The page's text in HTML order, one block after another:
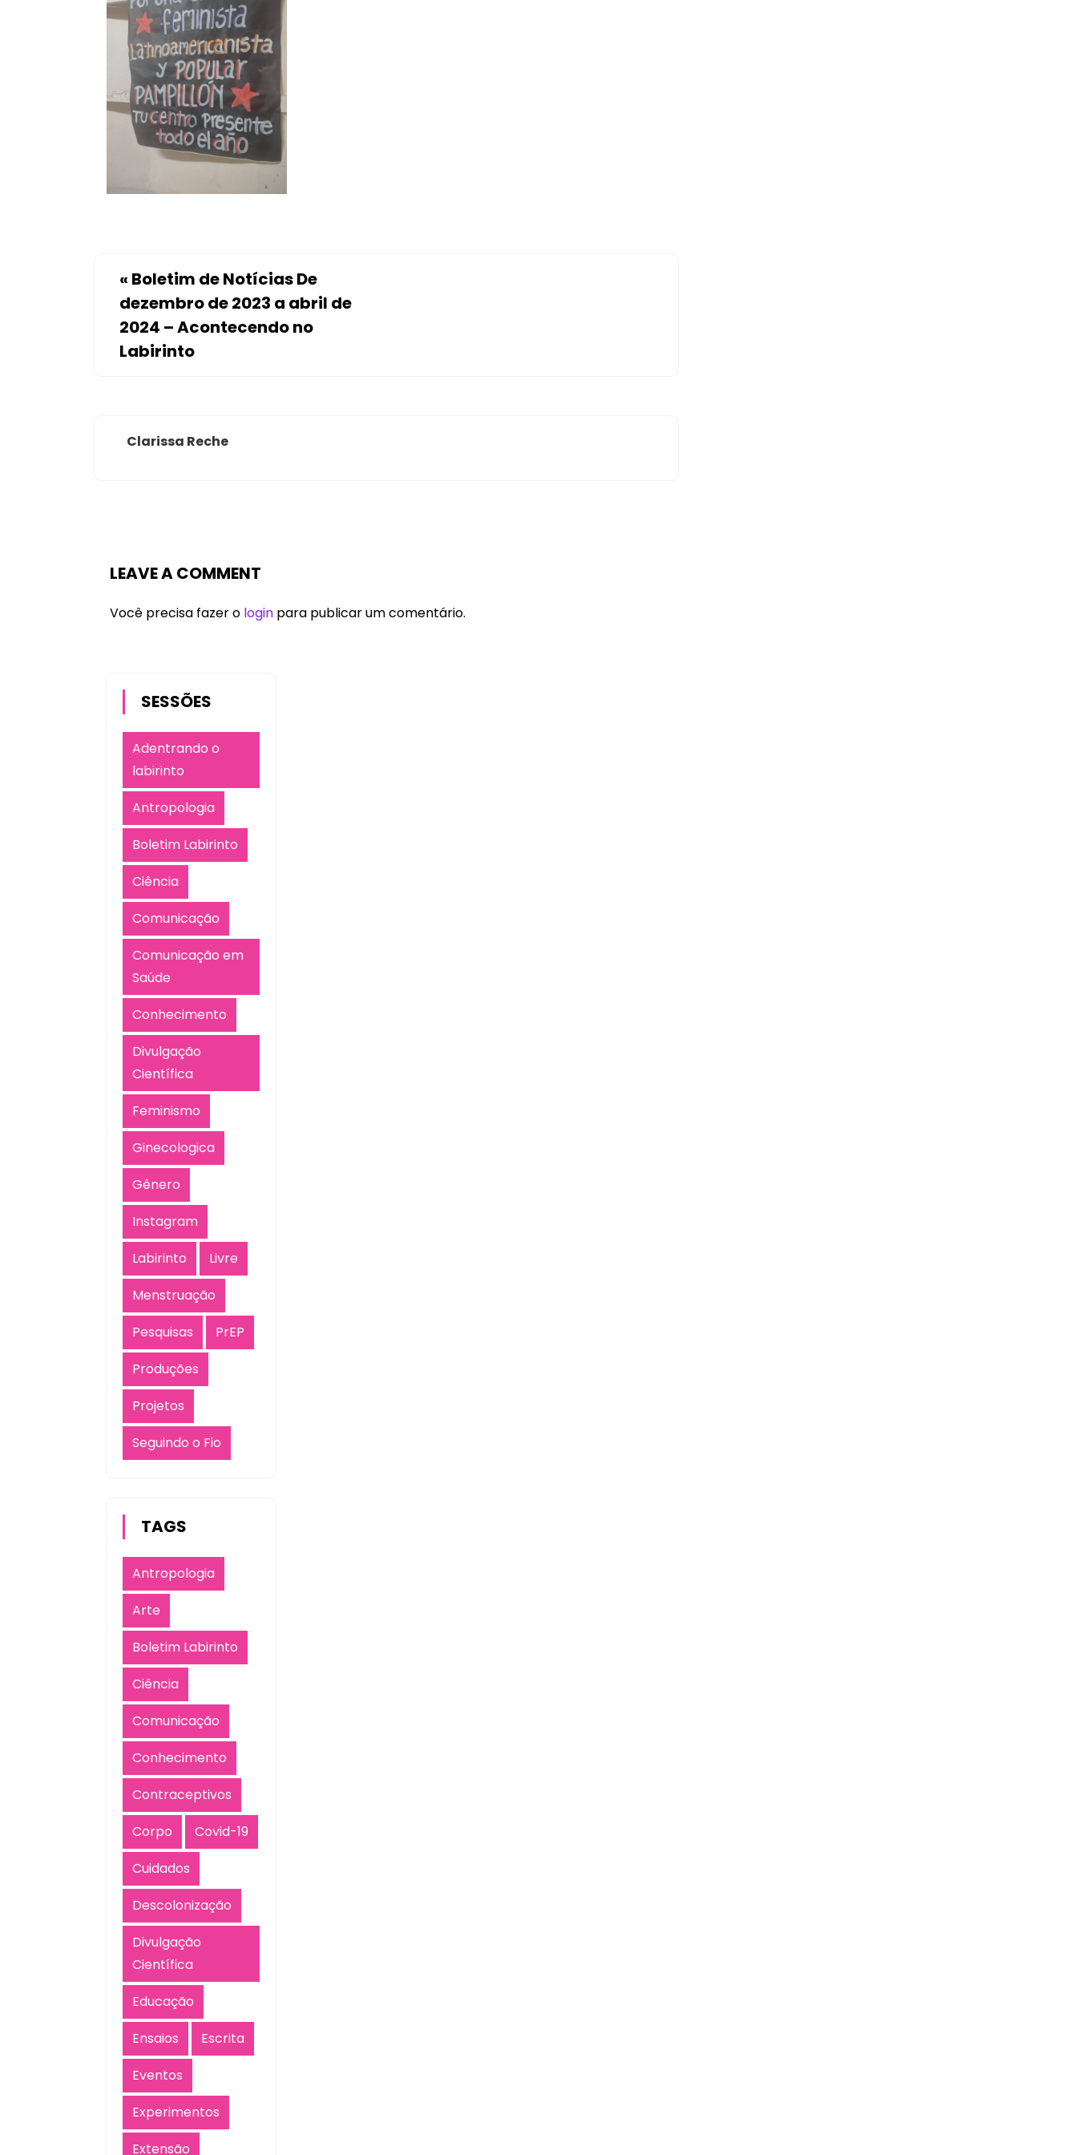
« Boletim de Notícias De
dezembro de 2023 a abril de
2024 – Acontecendo no
Labirinto
Clarissa Reche
LEAVE A COMMENT
Você precisa fazer o login para publicar um comentário.
SESSÕES
Adentrando o
labirinto
Antropologia
Boletim Labirinto
Ciência
Comunicação
Comunicação em
Saúde
Conhecimento
Divulgação
Científica
Feminismo
Ginecologica
Gênero
Instagram
Labirinto
Livre
Menstruação
Pesquisas
PrEP
Produções
Projetos
Seguindo o Fio
TAGS
Antropologia
Arte
Boletim Labirinto
Ciência
Comunicação
Conhecimento
Contraceptivos
Corpo
Covid-19
Cuidados
Descolonização
Divulgação
Científica
Educação
Ensaios
Escrita
Eventos
Experimentos
Extensão